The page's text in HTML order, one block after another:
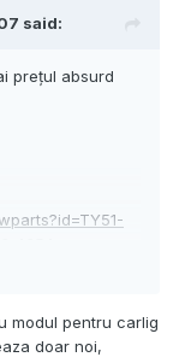
said:
prețul absurd
modul pentru carlig
doar noi,